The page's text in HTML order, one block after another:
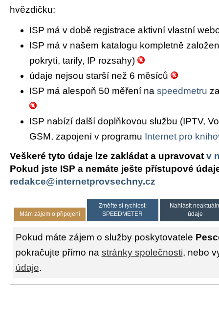
hvězdičku:
ISP má v době registrace aktivní vlastní
ISP má v našem katalogu kompletně
pokrytí, tarify, IP rozsahy)
údaje nejsou starší než 6 měsíců
ISP má alespoň 50 měření na speedmetru
ISP nabízí další doplňkovou službu (IPTV,
GSM, zapojení v programu Internet pro
Veškeré tyto údaje lze zakládat a upravovat v
Pokud jste ISP a nemáte ješte přístupové
redakce@internetprovsechny.cz
Mám zájem o připojení
Změřte si rychlost:
SPEEDMETER
Nahlásit
údaje
Pokud máte zájem o služby poskytovatele
pokračujte přímo na stránky společnosti, nebo
údaje.